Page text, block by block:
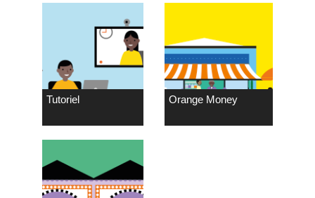
Tutoriel Orange Money